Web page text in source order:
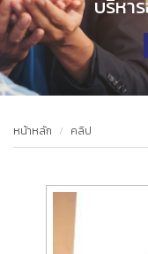
บริหา
หน้าหลัก คลิป